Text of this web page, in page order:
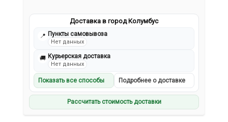
Доставка в город Колумбус
📍 Пункты самовывоза
Нет данных
🚚 Курьерская доставка
Нет данных
Показать все способы Подробнее о доставке
Рассчитать стоимость доставки